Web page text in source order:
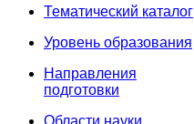
Тематический каталог
Уровень образования
Направления
подготовки